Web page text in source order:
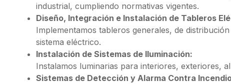
industrial, cumpliendo normativas vigentes.
Diseño, Integración e Instalación de Tableros
Implementamos tableros generales, de
sistema eléctrico.
Instalación de Sistemas de Iluminación:
Instalamos luminarias para interiores, exteriores,
Sistemas de Detección y Alarma Contra